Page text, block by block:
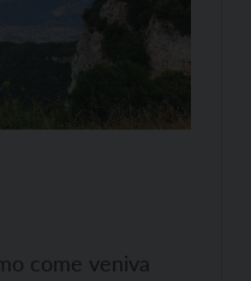
come veniva